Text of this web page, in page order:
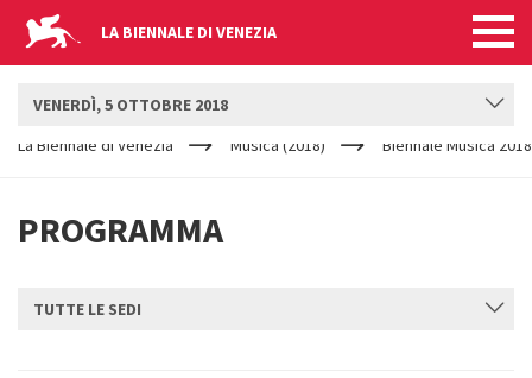
LA BIENNALE DI VENEZIA
ARE
La Biennale di Venezia Musica (2018) Biennale Musica 2018
PROGRAMMA
VENERDÌ, 5 OTTOBRE 2018
TUTTE LE SEDI